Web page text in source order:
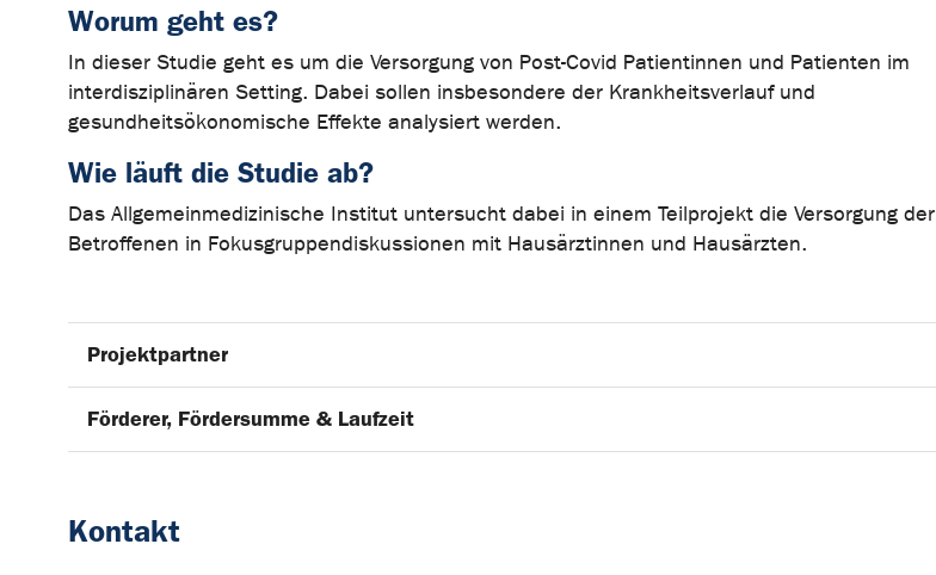
Worum geht es?
In dieser Studie geht es um die Versorgung von Post-Covid Patientinnen und Patienten im
interdisziplinären Setting. Dabei sollen insbesondere der Krankheitsverlauf und
gesundheitsökonomische Effekte analysiert werden.
Wie läuft die Studie ab?
Das Allgemeinmedizinische Institut untersucht dabei in einem Teilprojekt die Versorgung der
Betroffenen in Fokusgruppendiskussionen mit Hausärztinnen und Hausärzten.
Projektpartner
Förderer, Fördersumme & Laufzeit
Kontakt